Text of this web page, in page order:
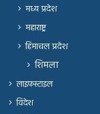
मध्य प्रदेश
महाराष्ट्र
हिमाचल प्रदेश
शिमला
लाइफस्टाइल
विदेश